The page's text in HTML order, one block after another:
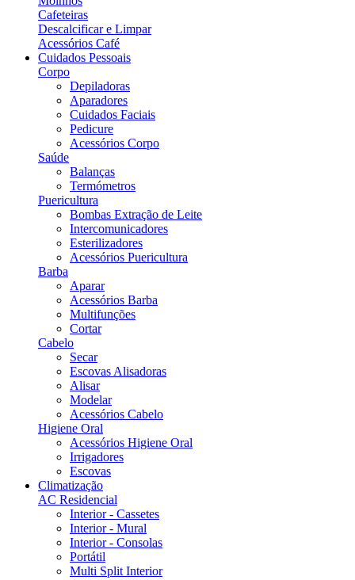
Cafeteiras
Descalcificar e Limpar
Acessórios Café
Cuidados Pessoais
Corpo
Depiladoras
Aparadores
Cuidados Faciais
Pedicure
Acessórios Corpo
Saúde
Balanças
Termómetros
Puericultura
Bombas Extração de Leite
Intercomunicadores
Esterilizadores
Acessórios Puericultura
Barba
Aparar
Acessórios Barba
Multifunções
Cortar
Cabelo
Secar
Escovas Alisadoras
Alisar
Modelar
Acessórios Cabelo
Higiene Oral
Acessórios Higiene Oral
Irrigadores
Escovas
Climatização
AC Residencial
Interior - Cassetes
Interior - Mural
Interior - Consolas
Portátil
Multi Split Interior